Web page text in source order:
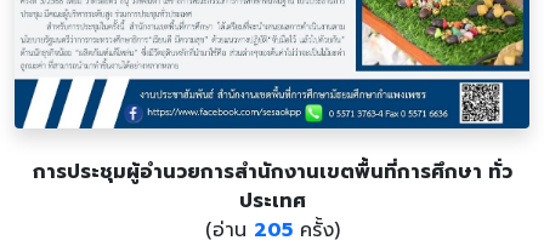
การประชุมผู้อำนวยการสำนักงานเขตพื้นที่การศึกษา ทั่ว
ประเทศ
(อ่าน 205ครั้ง)